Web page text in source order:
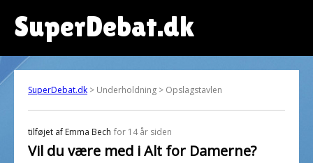
SuperDebat.dk
SuperDebat.dk > Underholdning > Opslagstavlen
tilføjet af Emma Bech for 14 år siden
Vil du være med i Alt for Damerne?